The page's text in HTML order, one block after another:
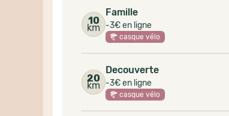
10
km
Famille
-3€ en ligne
casque vélo
20
km
Decouverte
-3€ en ligne
casque vélo